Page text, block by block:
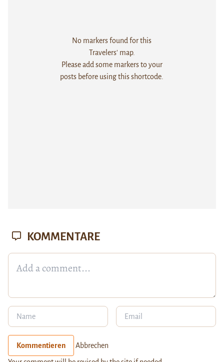
No markers found for this
Travelers' map.
Please add some markers to your
posts before using this shortcode.
KOMMENTARE
Kommentieren Abbrechen